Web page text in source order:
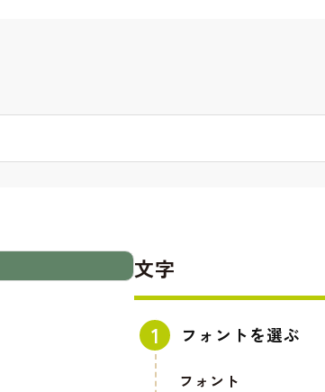
文字
フォントを選ぶ
フォント